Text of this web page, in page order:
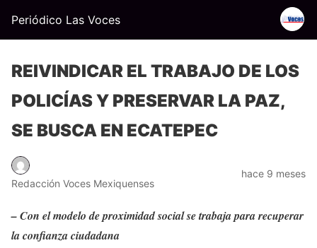
Periódico Las Voces
REIVINDICAR EL TRABAJO DE LOS
POLICÍAS Y PRESERVAR LA PAZ,
SE BUSCA EN ECATEPEC
Redacción Voces Mexiquenses
hace 9 meses
– Con el modelo de proximidad social se trabaja para recuperar
la confianza ciudadana